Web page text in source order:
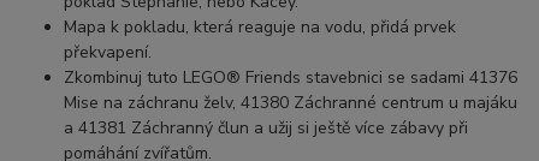
Mapa k pokladu, která reaguje na vodu, přidá prvek
překvapení.
Zkombinuj tuto LEGO® Friends stavebnici se sadami 41376
Mise na záchranu želv, 41380 Záchranné centrum u majáku
a 41381 Záchranný člun a užij si ještě více zábavy při
pomáhání zvířatům.